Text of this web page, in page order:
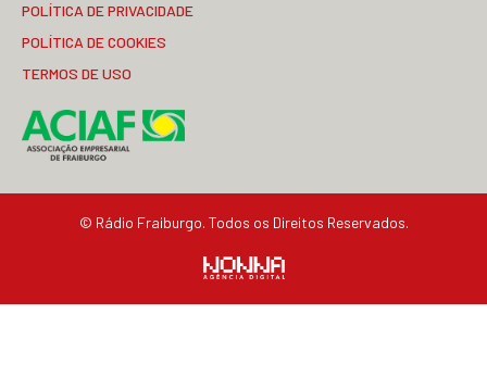
POLÍTICA DE PRIVACIDADE
POLÍTICA DE COOKIES
TERMOS DE USO
© Rádio Fraiburgo. Todos os Direitos Reservados.